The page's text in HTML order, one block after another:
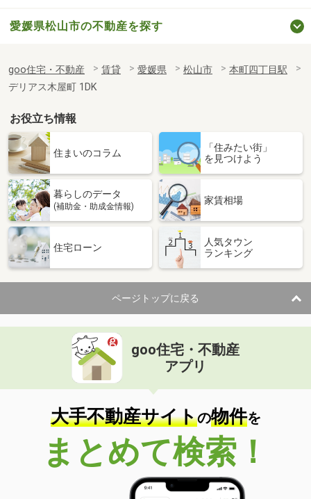
愛媛県松山市の不動産を探す
goo住宅・不動産 賃貸 愛媛県 松山市
本町四丁目駅
デリアス木屋町 1DK
お役立ち情報
住まいのコラム
「住みたい街」
を見つけよう
暮らしのデータ
(補助金・助成金情報)
家賃相場
住宅ローン
人気タウン
ランキング
ページトップに戻る
goo住宅・不動産
アプリ
大手不動産サイトの物件を
まとめて検索！